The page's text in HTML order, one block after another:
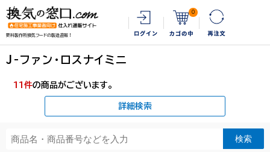
更科製作所換気フードの製造直販！
0
J-ファン・ロスナイミニ
詳細検索
11件の商品がございます。